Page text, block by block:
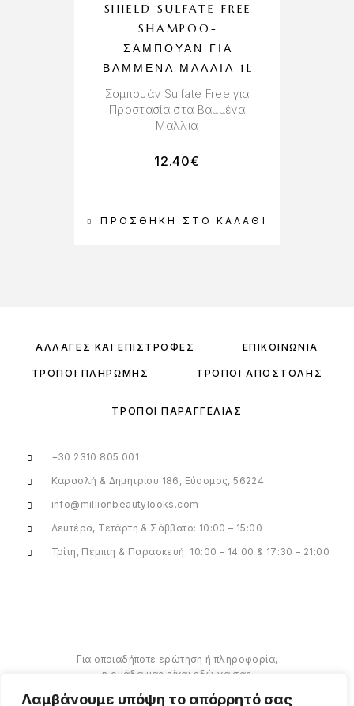
Λαμβάνουμε υπόψη το απόρρητό σας
ΠΡΟΣΘΉΚΗ ΣΤΟ ΚΑΛΆΘΙ
SHIELD SULFATE FREE
SHAMPOO-
ΣΑΜΠΟΥΆΝ ΓΙΑ
ΒΑΜΜΈΝΑ ΜΑΛΛΙΆ 1L
Σαμπουάν Sulfate Free για
Προστασία στα Βαμμένα
Μαλλιά
12.40€
ΑΛΛΑΓΈΣ ΚΑΙ ΕΠΙΣΤΡΟΦΈΣ ΕΠΙΚΟΙΝΩΝΊΑ
ΤΡΌΠΟΙ ΠΛΗΡΩΜΉΣ ΤΡΌΠΟΙ ΑΠΟΣΤΟΛΉΣ
ΤΡΌΠΟΙ ΠΑΡΑΓΓΕΛΊΑΣ
+30 2310 805 001
Καραολή & Δημητρίου 186, Εύοσμος, 56224
info@millionbeautylooks.com
Δευτέρα, Τετάρτη & Σάββατο: 10:00 – 15:00
Τρίτη, Πέμπτη & Παρασκευή: 10:00 – 14:00 & 17:30 – 21:00
Για οποιαδήποτε ερώτηση ή πληροφορία,
η ομάδα μας είναι εδώ να σας